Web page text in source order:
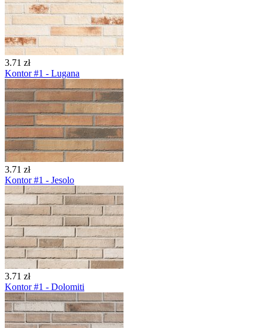
3.71 zł
Kontor #1 - Lugana
3.71 zł
Kontor #1 - Jesolo
3.71 zł
Kontor #1 - Dolomiti